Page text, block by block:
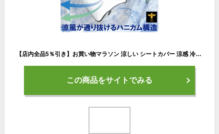
【店内全品5％引き】お買い物マラソン 涼しい シートカバー 涼感 冷感 ホワイト ハニカムメッシュ ベーシックデザイン シングル 1席 汗対策 クールシート 汎用 車 軽自動車トラック 洗える 布 カー シートクーラー カバー 車 洗濯 内装パーツのCARESTAR ケアスター
この商品をサイトでみる